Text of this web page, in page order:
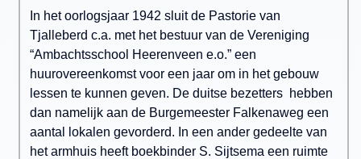
In het oorlogsjaar 1942 sluit de Pastorie van
Tjalleberd c.a. met het bestuur van de Vereniging
“Ambachtsschool Heerenveen e.o.” een
huurovereenkomst voor een jaar om in het gebouw
lessen te kunnen geven. De duitse bezetters hebben
dan namelijk aan de Burgemeester Falkenaweg een
aantal lokalen gevorderd. In een ander gedeelte van
het armhuis heeft boekbinder S. Sijtsema een ruimte